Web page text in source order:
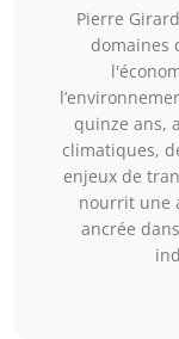
Pierre
domaines
quinze ans,
climatiques,
enjeux de
nourrit une
ancrée